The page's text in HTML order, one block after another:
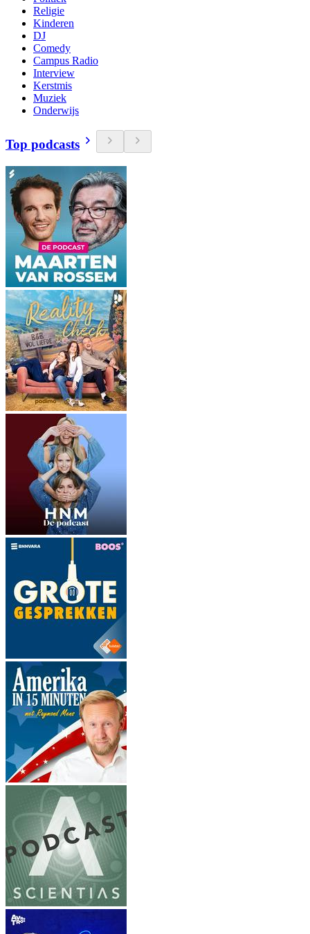
Religie
Kinderen
DJ
Comedy
Campus Radio
Interview
Kerstmis
Muziek
Onderwijs
Top podcasts